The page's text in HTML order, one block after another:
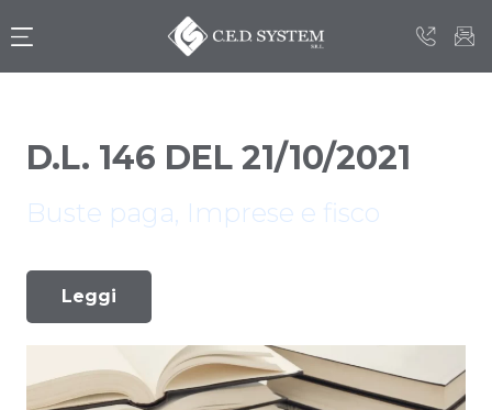
D.L. 146 DEL 21/10/2021
Buste paga, Imprese e fisco
Leggi